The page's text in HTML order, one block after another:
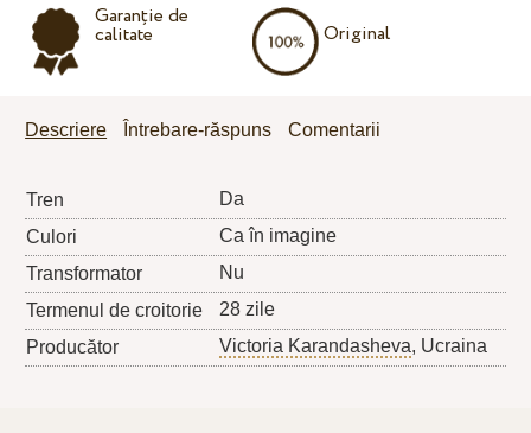
Garanție de
calitate Original
Descriere Întrebare-răspuns Comentarii
Tren
Da
Culori
Ca în imagine
Transformator
Nu
Termenul de croitorie
28 zile
Producător
Victoria Karandasheva, Ucraina